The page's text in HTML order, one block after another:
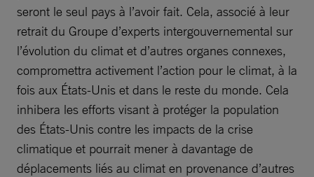
seront le seul pays à l’avoir fait. Cela, associé à leur
retrait du Groupe d’experts intergouvernemental sur
l’évolution du climat et d’autres organes connexes,
compromettra activement l’action pour le climat, à la
fois aux États-Unis et dans le reste du monde. Cela
inhibera les efforts visant à protéger la population
des États-Unis contre les impacts de la crise
climatique et pourrait mener à davantage de
déplacements liés au climat en provenance d’autres